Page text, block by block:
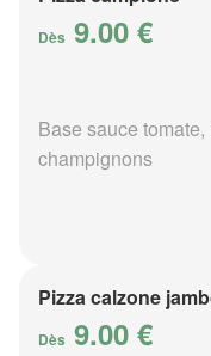
Dès 9.00 €
Base sauce
champignons
Pizza calzone
Dès 9.00 €